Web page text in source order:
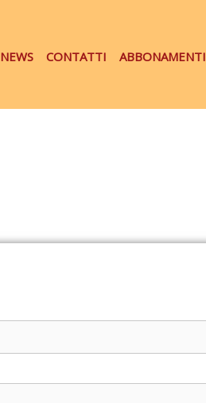
NEWS CONTATTI ABBONAMENTI